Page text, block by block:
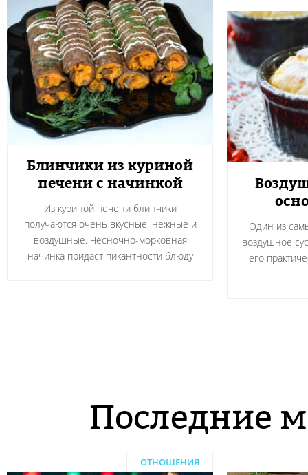
Блинчики из куриной
печени с начинкой
Из куриной печени блинчики
получаются очень вкусные, нежные и
воздушные. Чесночно-морковная
начинка придаст пикантности блюду
Один из
воздушное
его
Последние
ОТНОШЕНИЯ